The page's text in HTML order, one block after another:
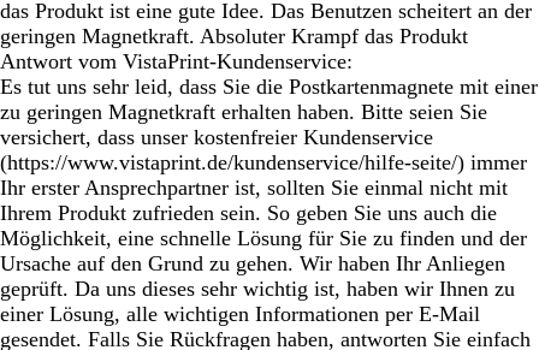
das Produkt ist eine gute Idee. Das Benutzen scheitert an der
geringen Magnetkraft. Absoluter Krampf das Produkt
Antwort vom VistaPrint-Kundenservice:
Es tut uns sehr leid, dass Sie die Postkartenmagnete mit einer
zu geringen Magnetkraft erhalten haben. Bitte seien Sie
versichert, dass unser kostenfreier Kundenservice
(https://www.vistaprint.de/kundenservice/hilfe-seite/) immer
Ihr erster Ansprechpartner ist, sollten Sie einmal nicht mit
Ihrem Produkt zufrieden sein. So geben Sie uns auch die
Möglichkeit, eine schnelle Lösung für Sie zu finden und der
Ursache auf den Grund zu gehen. Wir haben Ihr Anliegen
geprüft. Da uns dieses sehr wichtig ist, haben wir Ihnen zu
einer Lösung, alle wichtigen Informationen per E-Mail
gesendet. Falls Sie Rückfragen haben, antworten Sie einfach